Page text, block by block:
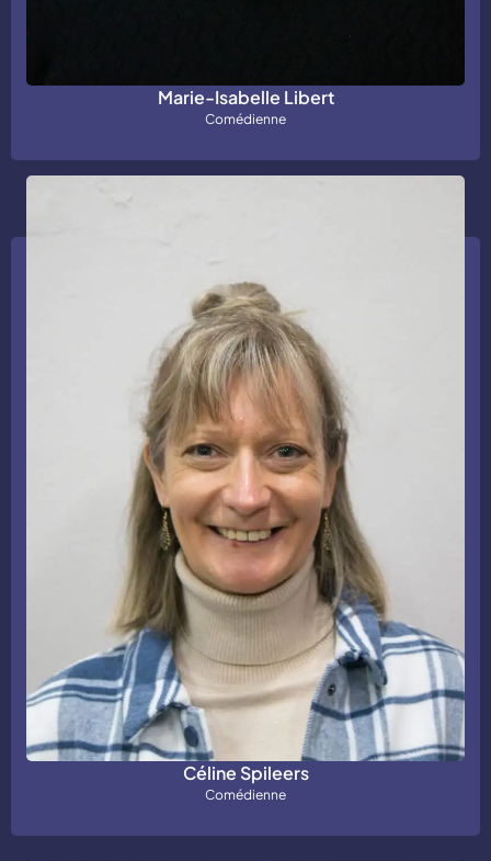
Marie-Isabelle Libert
Comédienne
Céline Spileers
Comédienne